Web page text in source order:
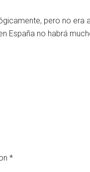
pero no era
España no habrá
*